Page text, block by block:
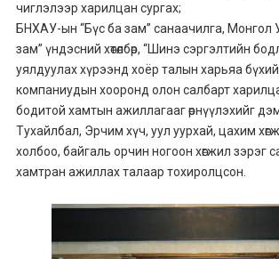
чиглэлээр харилцан сургах;
БНХАУ-ын “Бүс ба зам” санаачилга, Монгол
зам” үндэсний хөтөлбөр, “Шинэ сэргэлтийн
уялдуулах хүрээнд хоёр талын харьяа бүхий
компаниудын хооронд олон салбарт
бодитой хамтын ажиллагааг өрнүүлэхийг
Тухайлбал, Эрчим хүч, уул уурхай, цахим
холбоо, байгаль орчин ногоон хөгжил зэрэг
хамтран ажиллах талаар тохиролцсон.